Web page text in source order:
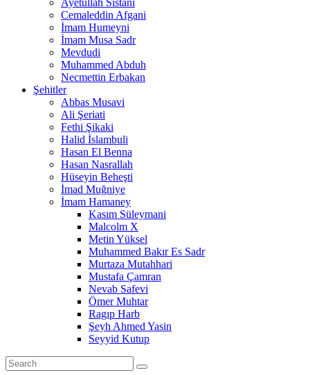
Ayetullah Sistani
Cemaleddin Afgani
İmam Humeyni
İmam Musa Sadr
Mevdudi
Muhammed Abduh
Necmettin Erbakan
Şehitler
Abbas Musavi
Ali Şeriati
Fethi Şikaki
Halid İslambuli
Hasan El Benna
Hasan Nasrallah
Hüseyin Beheşti
İmad Muğniye
İmam Hamaney
Kasım Süleymani
Malcolm X
Metin Yüksel
Muhammed Bakır Es Sadr
Murtaza Mutahhari
Mustafa Çamran
Nevab Safevi
Ömer Muhtar
Ragıp Harb
Şeyh Ahmed Yasin
Seyyid Kutup